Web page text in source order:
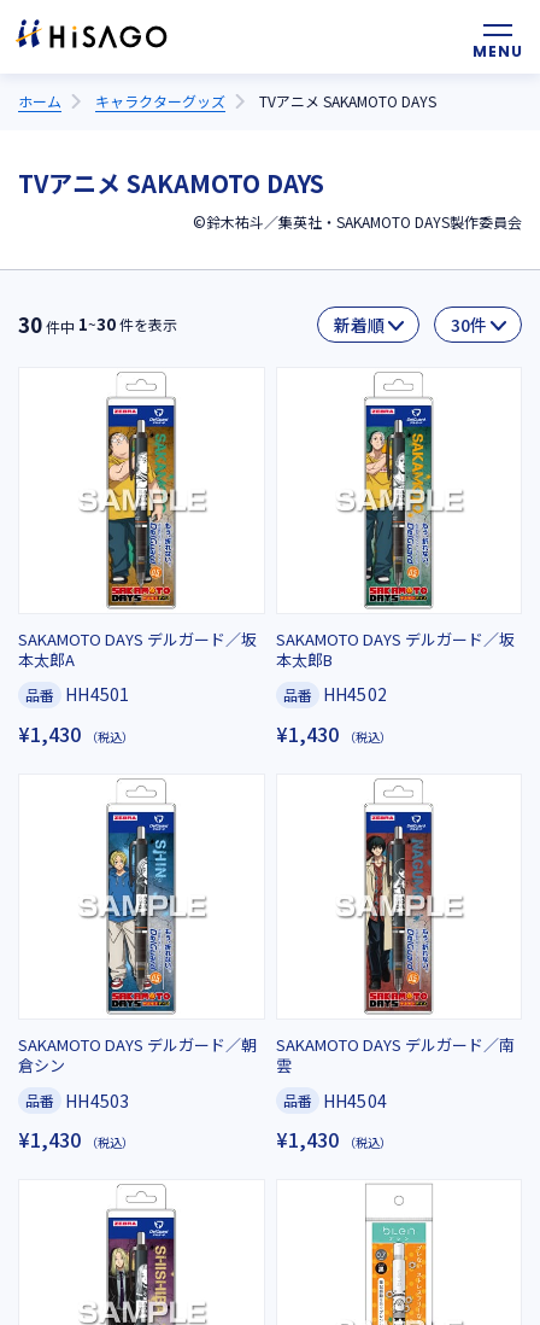
ホーム キャラクターグッズ TVアニメ SAKAMOTO DAYS
TVアニメ SAKAMOTO DAYS
©鈴木祐斗／集英社・SAKAMOTO DAYS製作委員会
30件中 1~30件を表示
SAKAMOTO DAYS デルガード／坂
本太郎A
品番 HH4501
¥1,430 （税込）
SAKAMOTO DAYS デルガード／坂
本太郎B
品番 HH4502
¥1,430 （税込）
SAKAMOTO DAYS デルガード／朝
倉シン
品番 HH4503
¥1,430 （税込）
SAKAMOTO DAYS デルガード／南
雲
品番 HH4504
¥1,430 （税込）